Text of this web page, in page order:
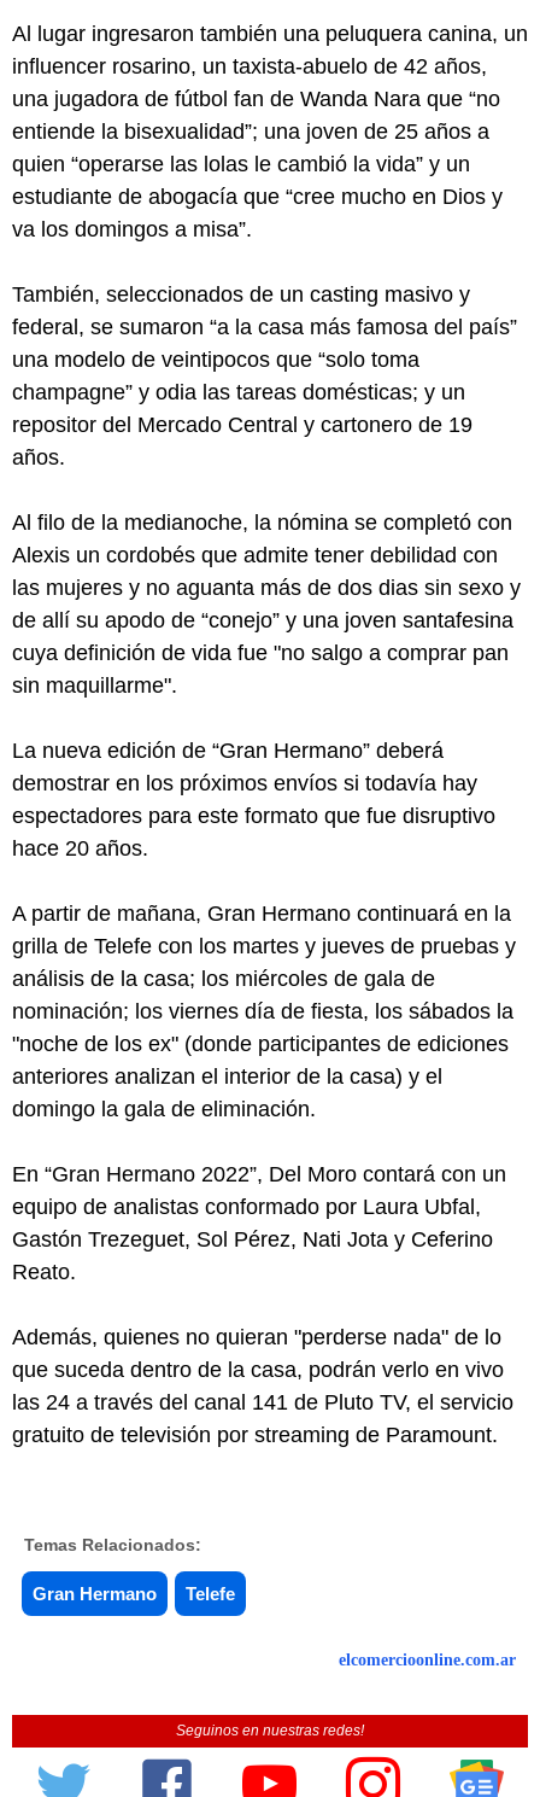
Al lugar ingresaron también una peluquera canina, un
influencer rosarino, un taxista-abuelo de 42 años,
una jugadora de fútbol fan de Wanda Nara que “no
entiende la bisexualidad”; una joven de 25 años a
quien “operarse las lolas le cambió la vida” y un
estudiante de abogacía que “cree mucho en Dios y
va los domingos a misa”.
También, seleccionados de un casting masivo y
federal, se sumaron “a la casa más famosa del país”
una modelo de veintipocos que “solo toma
champagne” y odia las tareas domésticas; y un
repositor del Mercado Central y cartonero de 19
años.
Al filo de la medianoche, la nómina se completó con
Alexis un cordobés que admite tener debilidad con
las mujeres y no aguanta más de dos dias sin sexo y
de allí su apodo de “conejo” y una joven santafesina
cuya definición de vida fue "no salgo a comprar pan
sin maquillarme".
La nueva edición de “Gran Hermano” deberá
demostrar en los próximos envíos si todavía hay
espectadores para este formato que fue disruptivo
hace 20 años.
A partir de mañana, Gran Hermano continuará en la
grilla de Telefe con los martes y jueves de pruebas y
análisis de la casa; los miércoles de gala de
nominación; los viernes día de fiesta, los sábados la
"noche de los ex" (donde participantes de ediciones
anteriores analizan el interior de la casa) y el
domingo la gala de eliminación.
En “Gran Hermano 2022”, Del Moro contará con un
equipo de analistas conformado por Laura Ubfal,
Gastón Trezeguet, Sol Pérez, Nati Jota y Ceferino
Reato.
Además, quienes no quieran "perderse nada" de lo
que suceda dentro de la casa, podrán verlo en vivo
las 24 a través del canal 141 de Pluto TV, el servicio
gratuito de televisión por streaming de Paramount.
Temas Relacionados:
Gran Hermano Telefe
elcomercioonline.com.ar
Seguinos en nuestras redes!